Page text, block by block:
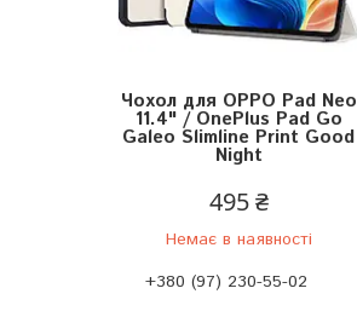
Чохол для OPPO Pad Neo
11.4" / OnePlus Pad Go
Galeo Slimline Print Good
Night
495 ₴
Немає в наявності
+380 (97) 230-55-02